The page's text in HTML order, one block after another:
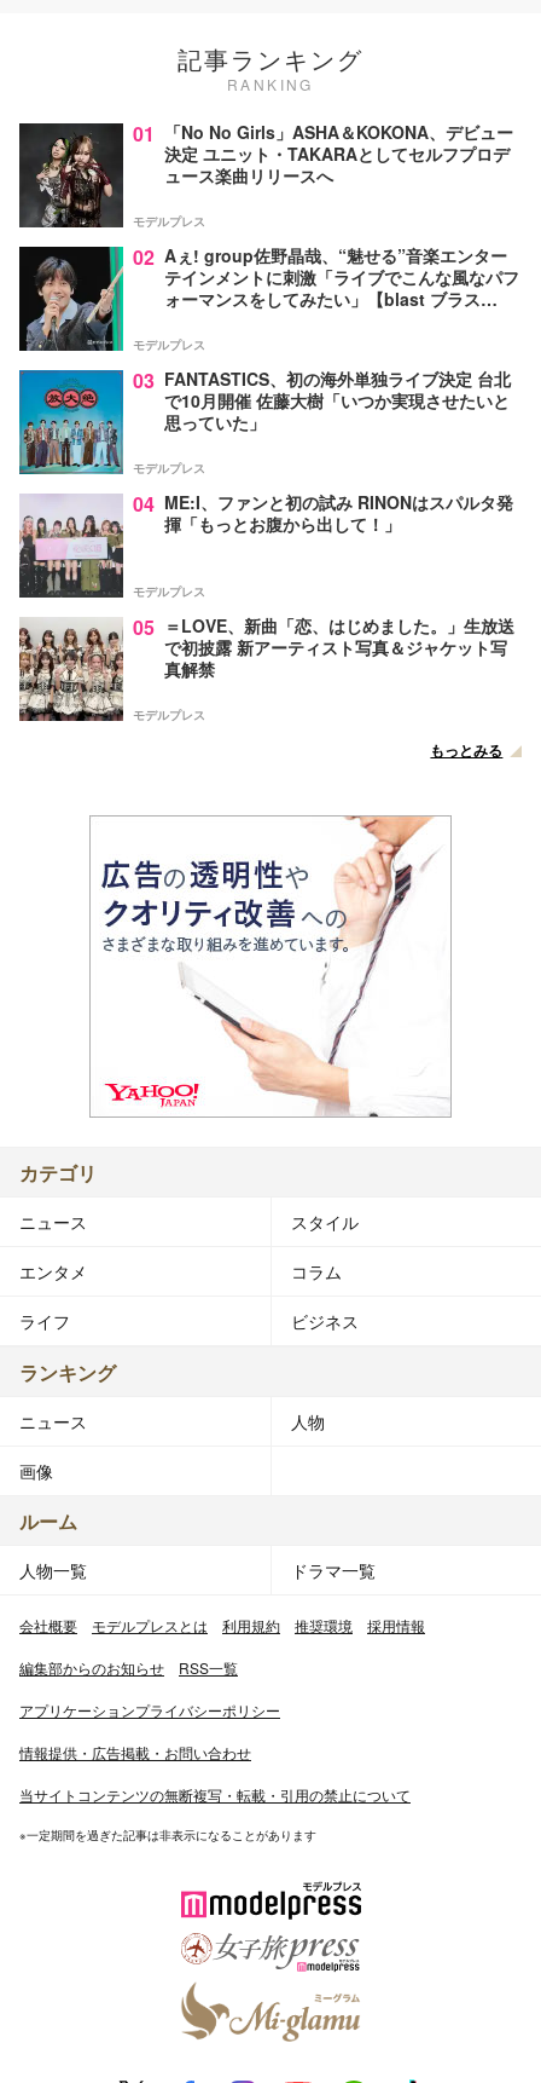
記事ランキング
RANKING
01
「No No Girls」ASHA＆KOKONA、デビュー
決定 ユニット・TAKARAとしてセルフプロデ
ュース楽曲リリースへ
モデルプレス
02 Aぇ! group佐野晶哉、“魅せる”音楽エンター
テインメントに刺激「ライブでこんな風なパフ
ォーマンスをしてみたい」【blast ブラス
モデルプレス
03 FANTASTICS、初の海外単独ライブ決定 台北
で10月開催 佐藤大樹「いつか実現させたいと
思っていた」
モデルプレス
04 ME:I、ファンと初の試み RINONはスパルタ発
揮「もっとお腹から出して！」
モデルプレス
05 ＝LOVE、新曲「恋、はじめました。」生放送
で初披露 新アーティスト写真＆ジャケット写
真解禁
モデルプレス
もっとみる
カテゴリ
ニュース スタイル
エンタメ コラム
ライフ ビジネス
ランキング
ニュース 人物
画像
ルーム
人物一覧 ドラマ一覧
会社概要 モデルプレスとは 利用規約 推奨環境 採用情報
編集部からのお知らせ RSS一覧
アプリケーションプライバシーポリシー
情報提供・広告掲載・お問い合わせ
当サイトコンテンツの無断複写・転載・引用の禁止について
※一定期間を過ぎた記事は非表示になることがあります